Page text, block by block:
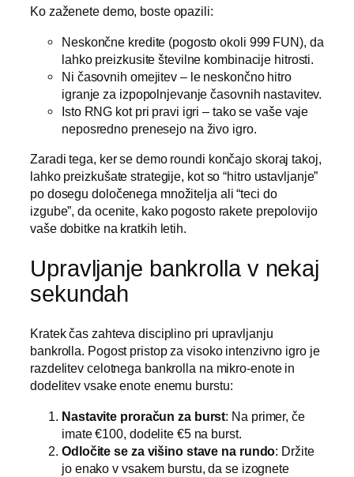
Ko zaženete demo, boste opazili:
Neskončne kredite (pogosto okoli 999 FUN), da
lahko preizkusite številne kombinacije hitrosti.
Ni časovnih omejitev – le neskončno hitro
igranje za izpopolnjevanje časovnih nastavitev.
Isto RNG kot pri pravi igri – tako se vaše vaje
neposredno prenesejo na živo igro.
Zaradi tega, ker se demo roundi končajo skoraj takoj,
lahko preizkušate strategije, kot so “hitro ustavljanje”
po dosegu določenega množitelja ali “teci do
izgube”, da ocenite, kako pogosto rakete prepolovijo
vaše dobitke na kratkih letih.
Upravljanje bankrolla v nekaj
sekundah
Kratek čas zahteva disciplino pri upravljanju
bankrolla. Pogost pristop za visoko intenzivno igro je
razdelitev celotnega bankrolla na mikro‑enote in
dodelitev vsake enote enemu burstu:
Nastavite proračun za burst: Na primer, če
imate €100, dodelite €5 na burst.
Odločite se za višino stave na rundo: Držite
jo enako v vsakem burstu, da se izognete